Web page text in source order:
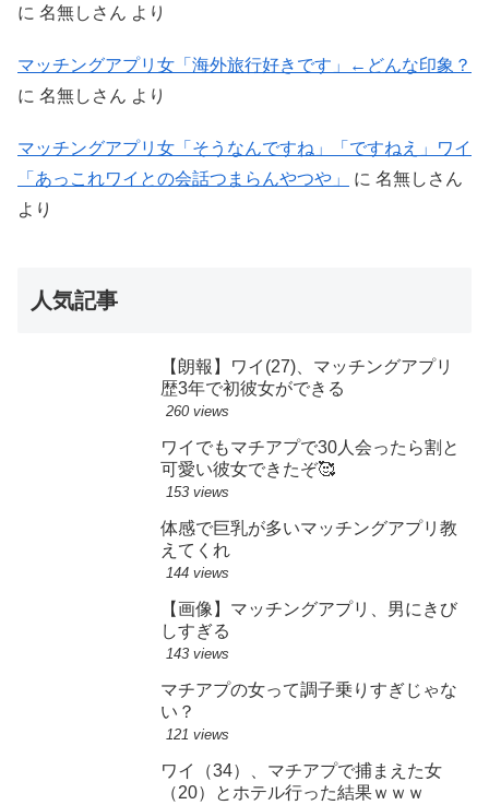
に 名無しさん より
マッチングアプリ女「海外旅行好きです」←どんな印象？
に 名無しさん より
マッチングアプリ女「そうなんですね」「ですねえ」ワイ
「あっこれワイとの会話つまらんやつや」
に 名無しさん
より
人気記事
【朗報】ワイ(27)、マッチングアプリ
歴3年で初彼女ができる
260 views
ワイでもマチアプで30人会ったら割と
可愛い彼女できたぞ🥰
153 views
体感で巨乳が多いマッチングアプリ教
えてくれ
144 views
【画像】マッチングアプリ、男にきび
しすぎる
143 views
マチアプの女って調子乗りすぎじゃな
い？
121 views
ワイ（34）、マチアプで捕まえた女
（20）とホテル行った結果ｗｗｗ